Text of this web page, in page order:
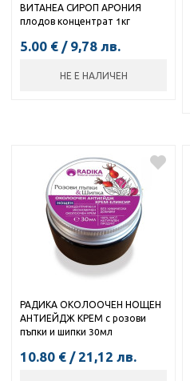
ВИТАНЕА СИРОП АРОНИЯ
плодов концентрат 1кг
5.00 € / 9,78 лв.
НЕ Е НАЛИЧЕН
РАДИКА ОКОЛООЧЕН НОЩЕН
АНТИЕЙДЖ КРЕМ с розови
пъпки и шипки 30мл
10.80 € / 21,12 лв.